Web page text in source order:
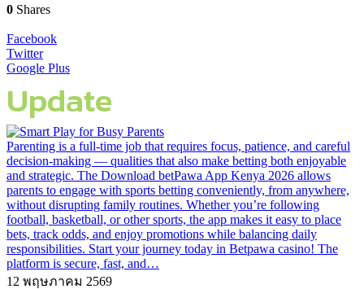
0 Shares
Facebook
Twitter
Google Plus
Update
Parenting is a full-time job that requires focus, patience, and careful
decision-making — qualities that also make betting both enjoyable
and strategic. The Download betPawa App Kenya 2026 allows
parents to engage with sports betting conveniently, from anywhere,
without disrupting family routines. Whether you’re following
football, basketball, or other sports, the app makes it easy to place
bets, track odds, and enjoy promotions while balancing daily
responsibilities. Start your journey today in Betpawa casino! The
platform is secure, fast, and…
12 พฤษภาคม 2569